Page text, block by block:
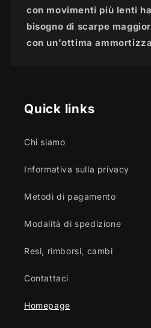
con movimenti più lenti
bisogno di scarpe
con un'ottima
Quick links
Chi siamo
Informativa sulla privacy
Metodi di pagamento
Modalità di spedizione
Resi, rimborsi, cambi
Contattaci
Homepage